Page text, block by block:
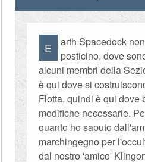
E
arth Spacedock
posticino, dove
alcuni membri della
è qui dove si
Flotta, quindi è qui dove
modifiche necessarie.
quanto ho saputo
marchingegno per
dal nostro 'amico'